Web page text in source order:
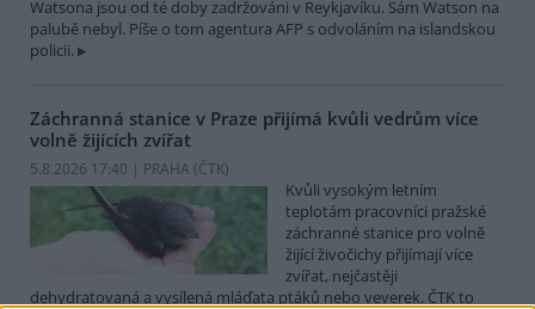
Watsona jsou od té doby zadržováni v Reykjavíku. Sám Watson na
palubě nebyl. Píše o tom agentura AFP s odvoláním na islandskou
policii.
Záchranná stanice v Praze přijímá kvůli vedrům více
volně žijících zvířat
5.8.2026 17:40 | PRAHA (ČTK)
Kvůli vysokým letním
teplotám pracovníci pražské
záchranné stanice pro volně
žijící živočichy přijímají více
zvířat, nejčastěji
dehydratovaná a vysílená mláďata ptáků nebo veverek. ČTK to